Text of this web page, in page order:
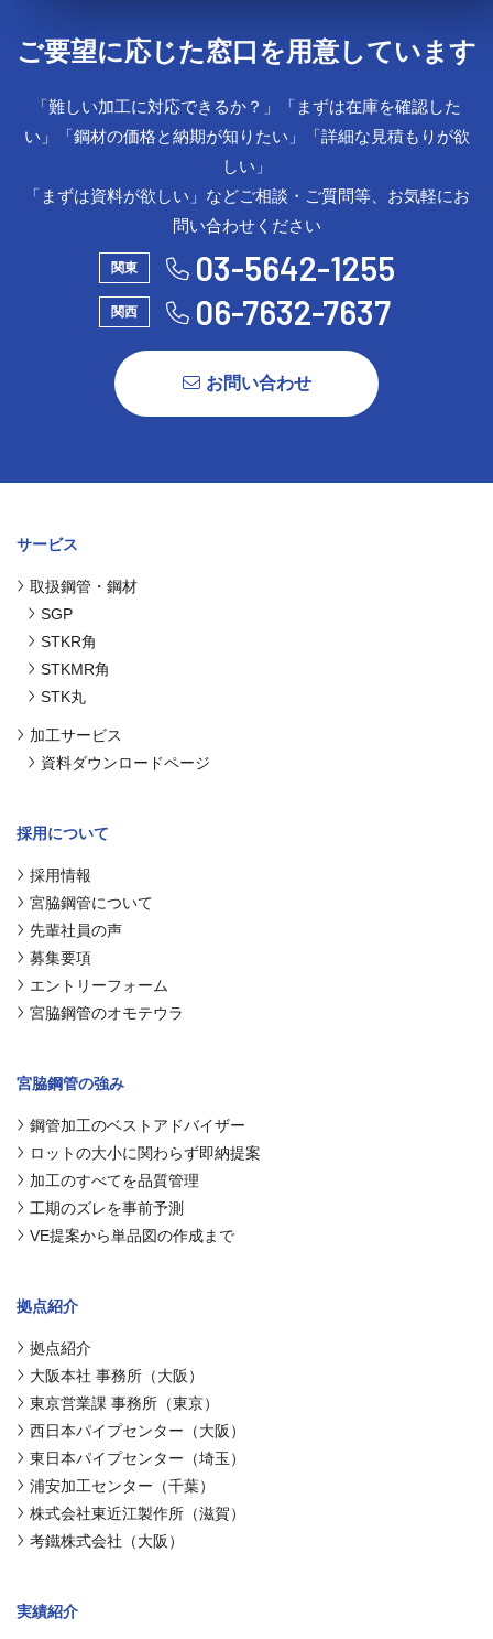
ご要望に応じた窓口を用意しています
「難しい加工に対応できるか？」「まずは在庫を確認した
い」「鋼材の価格と納期が知りたい」「詳細な見積もりが欲
しい」
「まずは資料が欲しい」などご相談・ご質問等、お気軽にお
問い合わせください
関東 03-5642-1255
関西 06-7632-7637
お問い合わせ
サービス
取扱鋼管・鋼材
SGP
STKR角
STKMR角
STK丸
加工サービス
資料ダウンロードページ
採用について
採用情報
宮脇鋼管について
先輩社員の声
募集要項
エントリーフォーム
宮脇鋼管のオモテウラ
宮脇鋼管の強み
鋼管加工のベストアドバイザー
ロットの大小に関わらず即納提案
加工のすべてを品質管理
工期のズレを事前予測
VE提案から単品図の作成まで
拠点紹介
拠点紹介
大阪本社 事務所（大阪）
東京営業課 事務所（東京）
西日本パイプセンター（大阪）
東日本パイプセンター（埼玉）
浦安加工センター（千葉）
株式会社東近江製作所（滋賀）
考鐵株式会社（大阪）
実績紹介